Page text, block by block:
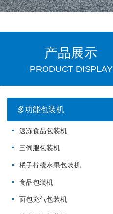
产品展示
PRODUCT DISPLAY
多功能包装机
速冻食品包装机
三伺服包装机
橘子柠檬水果包装机
食品包装机
面包充气包装机